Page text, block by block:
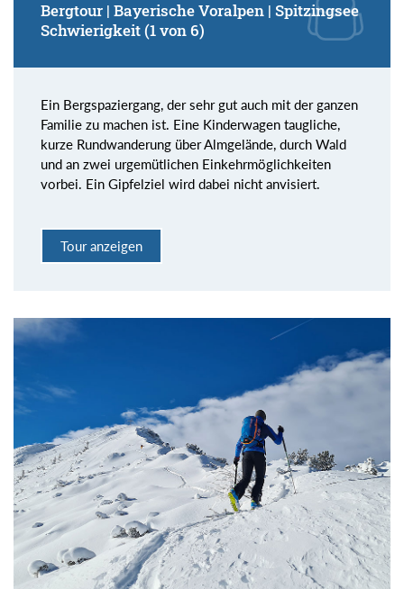
Bergtour | Bayerische Voralpen | Spitzingsee
Schwierigkeit (1 von 6)
Ein Bergspaziergang, der sehr gut auch mit der ganzen
Familie zu machen ist. Eine Kinderwagen taugliche,
kurze Rundwanderung über Almgelände, durch Wald
und an zwei urgemütlichen Einkehrmöglichkeiten
vorbei. Ein Gipfelziel wird dabei nicht anvisiert.
Tour anzeigen